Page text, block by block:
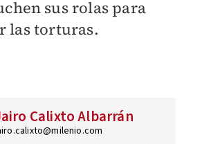
sus rolas para
las torturas.
Calixto Albarrán